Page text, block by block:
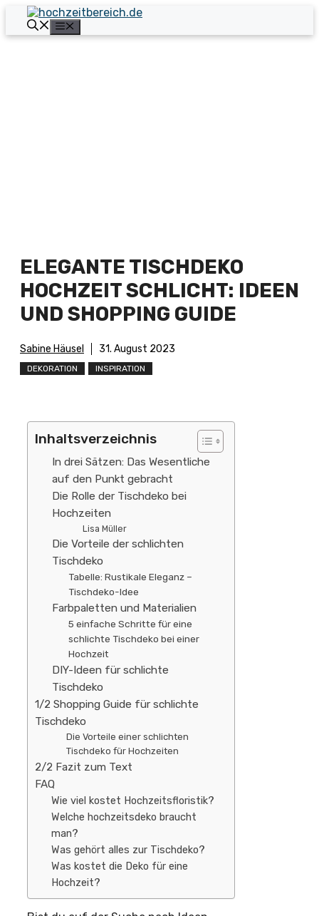
Zum
Inhalt
springen
ELEGANTE TISCHDEKO
HOCHZEIT SCHLICHT: IDEEN
UND SHOPPING GUIDE
Sabine Häusel 31. August 2023
DEKORATION INSPIRATION
Inhaltsverzeichnis
In drei Sätzen: Das Wesentliche
auf den Punkt gebracht
Die Rolle der Tischdeko bei
Hochzeiten
Lisa Müller
Die Vorteile der schlichten
Tischdeko
Tabelle: Rustikale Eleganz –
Tischdeko-Idee
Farbpaletten und Materialien
5 einfache Schritte für eine
schlichte Tischdeko bei einer
Hochzeit
DIY-Ideen für schlichte
Tischdeko
1/2 Shopping Guide für schlichte
Tischdeko
Die Vorteile einer schlichten
Tischdeko für Hochzeiten
2/2 Fazit zum Text
FAQ
Wie viel kostet Hochzeitsfloristik?
Welche hochzeitsdeko braucht
man?
Was gehört alles zur Tischdeko?
Was kostet die Deko für eine
Hochzeit?